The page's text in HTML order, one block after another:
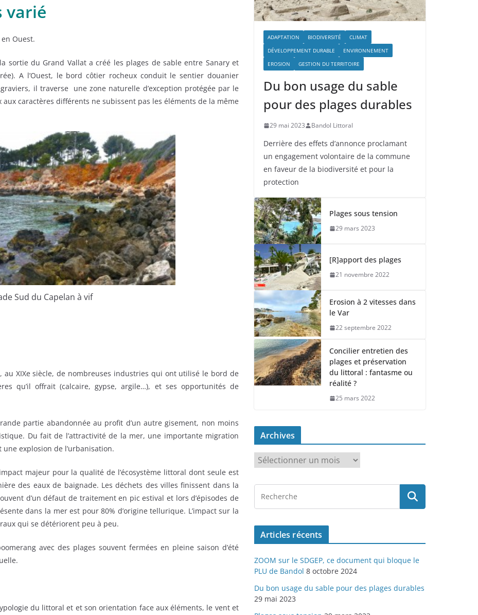
varié
Ouest.
sortie du Grand Vallat a créé les plages de sable entre Sanary et
A l’Ouest, le bord côtier rocheux conduit le sentier douanier
il traverse une zone naturelle d’exception protégée par le
caractères différents ne subissent pas les éléments de la même
Sud du Capelan à vif
au XIXe siècle, de nombreuses industries qui ont utilisé le bord de
qu’il offrait (calcaire, gypse, argile…), et ses opportunités de
partie abandonnée au profit d’un autre gisement, non moins
Du fait de l’attractivité de la mer, une importante migration
explosion de l’urbanisation.
majeur pour la qualité de l’écosystème littoral dont seule est
des eaux de baignade. Les déchets des villes finissent dans la
d’un défaut de traitement en pic estival et lors d’épisodes de
dans la mer est pour 80% d’origine tellurique. L’impact sur la
qui se détériorent peu à peu.
avec des plages souvent fermées en pleine saison d’été
du littoral et et son orientation face aux éléments, le vent et
ADAPTATION BIODIVERSITÉ
CLIMAT
DÉVELOPPEMENT DURABLE
ENVIRONNEMENT
EROSION
GESTION DU TERRITOIRE
Du bon usage du sable
pour des plages durables
29 mai 2023 Bandol Littoral
Derrière des effets d’annonce proclamant
un engagement volontaire de la commune
en faveur de la biodiversité et pour la
protection
Plages sous tension
29 mars 2023
[R]apport des plages
21 novembre 2022
Erosion à 2 vitesses dans
le Var
22 septembre 2022
Concilier entretien des
plages et préservation
du littoral : fantasme ou
réalité ?
25 mars 2022
Archives
c
i
Articles récents
ZOOM sur le SDGEP, ce document qui bloque le
PLU de Bandol 8 octobre 2024
Du bon usage du sable pour des plages durables
29 mai 2023